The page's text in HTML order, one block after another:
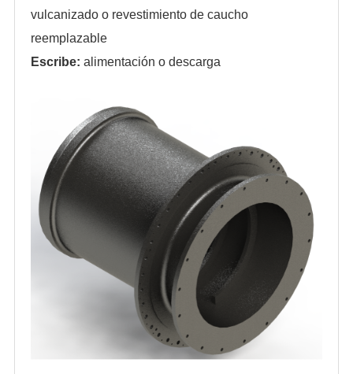
vulcanizado o revestimiento de caucho
reemplazable
Escribe: alimentación o descarga